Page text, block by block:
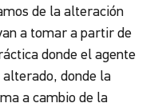
de la alteración
a tomar a partir de
donde el agente
donde la
a cambio de la